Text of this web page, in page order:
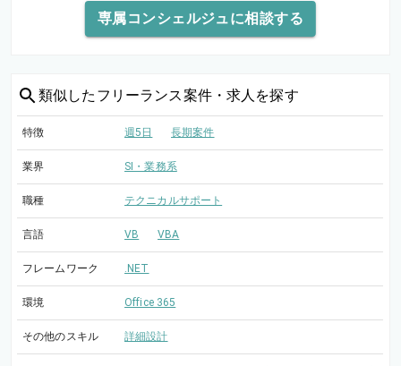
専属コンシェルジュに相談する
類似した フリーランス案件・求人を探す
特徴 週5日 長期案件
業界 SI・業務系
職種 テクニカルサポート
言語 VB VBA
フレームワーク .NET
環境 Office 365
その他のスキル 詳細設計